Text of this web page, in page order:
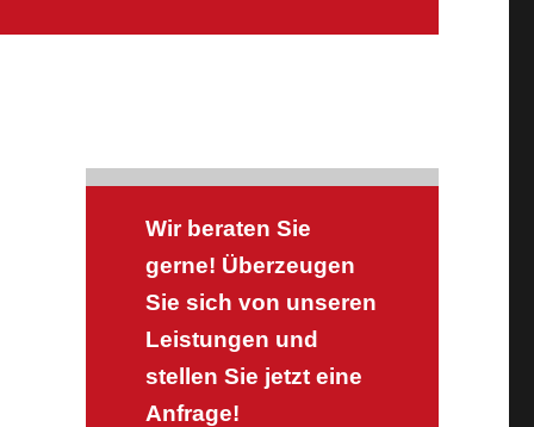
Wir beraten Sie
gerne! Überzeugen
Sie sich von unseren
Leistungen und
stellen Sie jetzt eine
Anfrage!